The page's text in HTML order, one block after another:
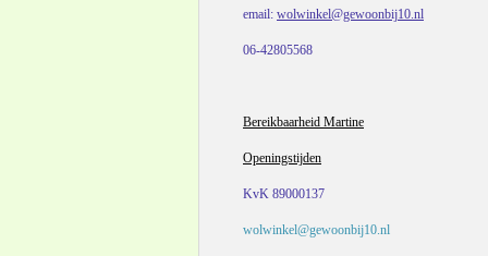
email: wolwinkel@gewoonbij10.nl
06-42805568
Bereikbaarheid Martine
Openingstijden
KvK 89000137
wolwinkel@gewoonbij10.nl